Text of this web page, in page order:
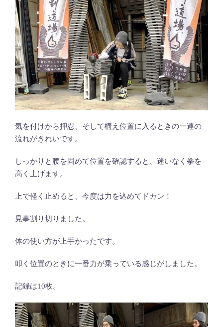
気を付けから押忍、そして構え位置に入るときの一連の
流れがきれいです。
しっかりと腰を固めて位置を確認すると、迷いなく拳を
高く上げます。
上で軽く止めると、今度は力を込めてドカン！
見事割り切りました。
体の使い方が上手かったです。
叩く位置のときに一番力が乗っている感じがしました。
記録は10枚。